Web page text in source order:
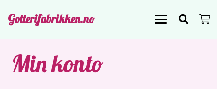
Gotterifabrikken.no
Min konto